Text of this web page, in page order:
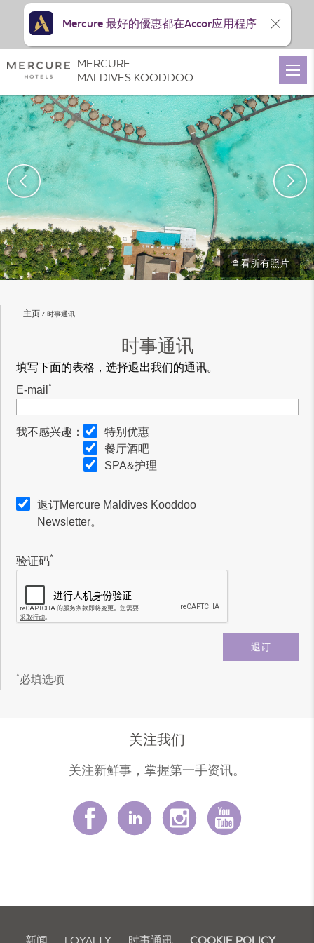
查看所有照片
主页 时事通讯
时事通讯
填写下面的表格，选择退出我们的通讯。
E-mail *
我不感兴趣：
特别优惠
餐厅酒吧
SPA&护理
退订Mercure Maldives Kooddoo
Newsletter。
验证码*
*必填选项
关注我们
关注新鲜事，掌握第一手资讯。
新闻 LOYALTY 时事通讯 COOKIE POLICY
MERCURE
MALDIVES KOODDOO
Mercure 最好的優惠都在Accor应用程序